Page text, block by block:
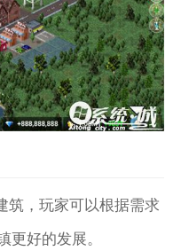
筑，玩家可以根据需求
更好的发展。